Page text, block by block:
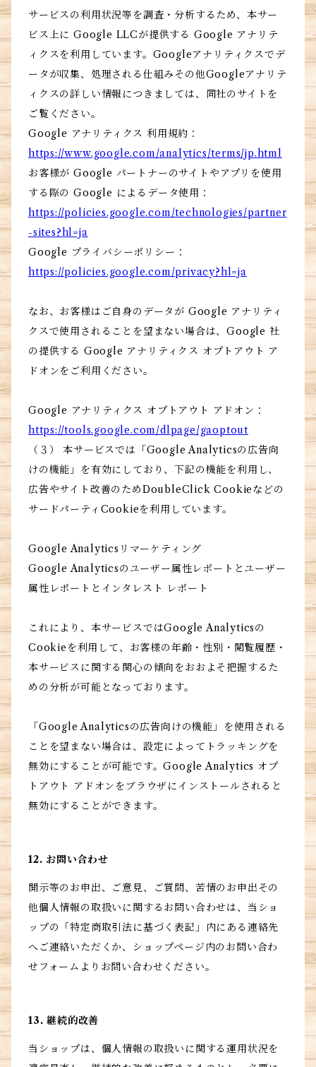
サービスの利用状況等を調査・分析するため、本サー
ビス上に Google LLCが提供する Google アナリテ
ィクスを利用しています。Googleアナリティクスでデ
ータが収集、処理される仕組みその他Googleアナリテ
ィクスの詳しい情報につきましては、同社のサイトを
ご覧ください。
Google アナリティクス 利用規約：
https://www.google.com/analytics/terms/jp.html
お客様が Google パートナーのサイトやアプリを使用
する際の Google によるデータ使用：
https://policies.google.com/technologies/partner
-sites?hl=ja
Google プライバシーポリシー：
https://policies.google.com/privacy?hl=ja
なお、お客様はご自身のデータが Google アナリティ
クスで使用されることを望まない場合は、Google 社
の提供する Google アナリティクス オプトアウト ア
ドオンをご利用ください。
Google アナリティクス オプトアウト アドオン：
https://tools.google.com/dlpage/gaoptout
（３） 本サービスでは「Google Analyticsの広告向
けの機能」を有効にしており、下記の機能を利用し、
広告やサイト改善のためDoubleClick Cookieなどの
サードパーティCookieを利用しています。
Google Analyticsリマーケティング
Google Analyticsのユーザー属性レポートとユーザー
属性レポートとインタレスト レポート
これにより、本サービスではGoogle Analyticsの
Cookieを利用して、お客様の年齢・性別・閲覧履歴・
本サービスに関する関心の傾向をおおよそ把握するた
めの分析が可能となっております。
「Google Analyticsの広告向けの機能」を使用される
ことを望まない場合は、設定によってトラッキングを
無効にすることが可能です。Google Analytics オプ
トアウト アドオンをブラウザにインストールされると
無効にすることができます。
12. お問い合わせ
開示等のお申出、ご意見、ご質問、苦情のお申出その
他個人情報の取扱いに関するお問い合わせは、当ショ
ップの「特定商取引法に基づく表記」内にある連絡先
へご連絡いただくか、ショップページ内のお問い合わ
せフォームよりお問い合わせください。
13. 継続的改善
当ショップは、個人情報の取扱いに関する運用状況を